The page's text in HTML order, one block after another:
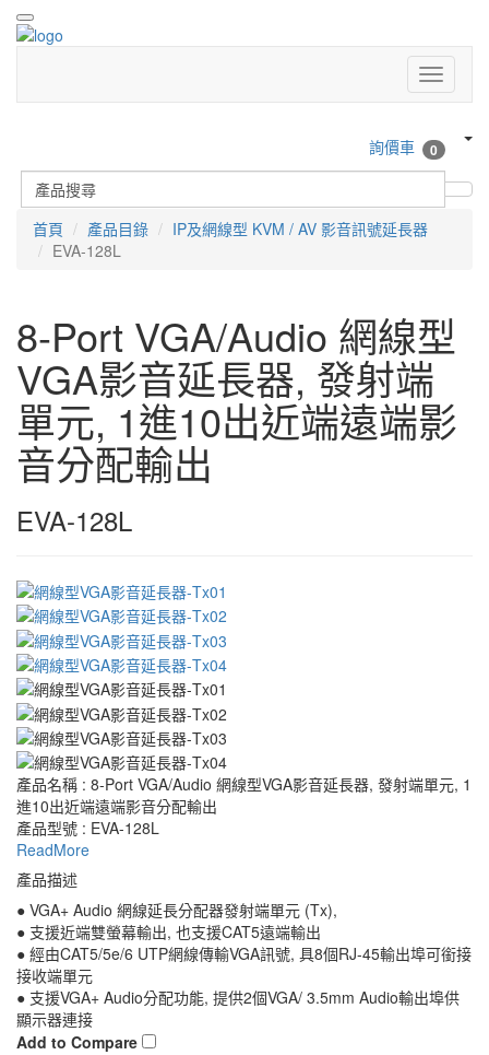
詢價車 0
首頁 產品目錄
IP及網線型 KVM / AV 影音訊號延長器
EVA-128L
8-Port VGA/Audio 網線型
VGA影音延長器, 發射端
單元, 1進10出近端遠端影
音分配輸出
EVA-128L
產品名稱 : 8-Port VGA/Audio 網線型VGA影音延長器, 發射端單元, 1
進10出近端遠端影音分配輸出
產品型號 : EVA-128L
ReadMore
產品描述
● VGA+ Audio 網線延長分配器發射端單元 (Tx),
● 支援近端雙螢幕輸出, 也支援CAT5遠端輸出
● 經由CAT5/5e/6 UTP網線傳輸VGA訊號, 具8個RJ-45輸出埠可銜接
接收端單元
● 支援VGA+ Audio分配功能, 提供2個VGA/ 3.5mm Audio輸出埠供
顯示器連接
Add to Compare